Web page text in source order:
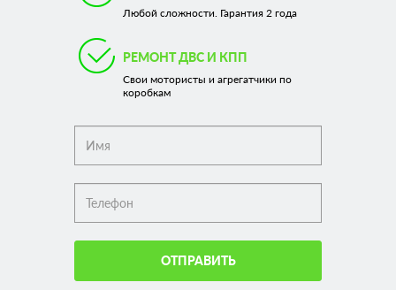
Любой сложности. Гарантия 2 года
РЕМОНТ ДВС И КПП
Свои мотористы и агрегатчики по
коробкам
ОТПРАВИТЬ